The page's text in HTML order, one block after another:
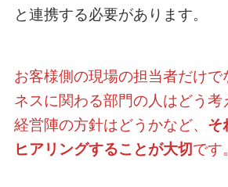
と連携する必要があります。
お客様側の現場の担当者だけで
ネスに関わる部門の人はどう考
経営陣の方針はどうかなど、 そ
ヒアリングすることが大切です。